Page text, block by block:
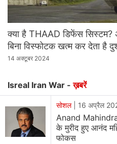
क्‍या है THAAD डिफेंस सिस्‍टम?
बिना विस्‍फोटक खत्‍म कर देता है
14 अक्टूबर 2024
Isreal Iran War -ख़बरें
सोशल| 16 अप्रैल
Anand
के मुरीद हुए आनंद
फोकस